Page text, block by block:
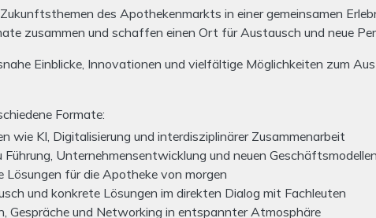
des Apothekenmarkts in einer gemeinsamen
zusammen und schaffen einen Ort für Austausch und neue
Einblicke, Innovationen und vielfältige Möglichkeiten zum
Formate:
wie KI, Digitalisierung und interdisziplinärer Zusammenarbeit
Unternehmensentwicklung und neuen Geschäftsmodellen
für die Apotheke von morgen
und konkrete Lösungen im direkten Dialog mit Fachleuten
und Networking in entspannter Atmosphäre